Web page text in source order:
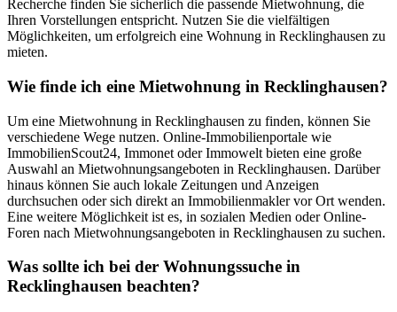
Recherche finden Sie sicherlich die passende Mietwohnung, die
Ihren Vorstellungen entspricht. Nutzen Sie die vielfältigen
Möglichkeiten, um erfolgreich eine Wohnung in Recklinghausen zu
mieten.
Wie finde ich eine Mietwohnung in Recklinghausen?
Um eine Mietwohnung in Recklinghausen zu finden, können Sie
verschiedene Wege nutzen. Online-Immobilienportale wie
ImmobilienScout24, Immonet oder Immowelt bieten eine große
Auswahl an Mietwohnungsangeboten in Recklinghausen. Darüber
hinaus können Sie auch lokale Zeitungen und Anzeigen
durchsuchen oder sich direkt an Immobilienmakler vor Ort wenden.
Eine weitere Möglichkeit ist es, in sozialen Medien oder Online-
Foren nach Mietwohnungsangeboten in Recklinghausen zu suchen.
Was sollte ich bei der Wohnungssuche in
Recklinghausen beachten?